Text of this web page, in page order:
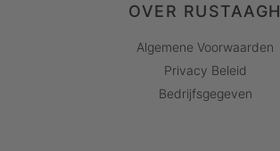
OVER RUSTAAGH
Algemene Voorwaarden
Privacy Beleid
Bedrijfsgegeven